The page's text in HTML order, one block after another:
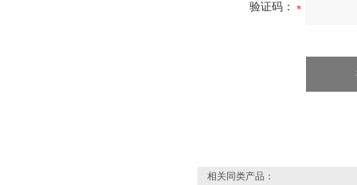
验证码：
相关同类产品：